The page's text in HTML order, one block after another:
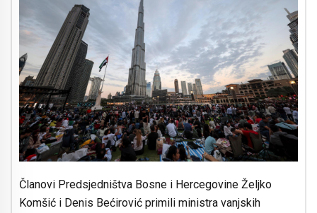
Članovi Predsjedništva Bosne i Hercegovine Željko
Komšić i Denis Bećirović primili ministra vanjskih